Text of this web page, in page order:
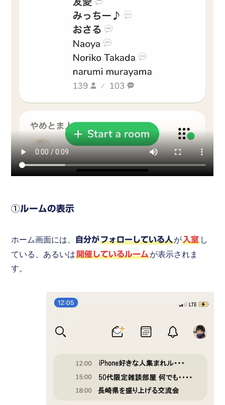
①ルームの表示
ホーム画面には、 自分がフォローしている人が入室 し
ている、あるいは開催しているルームが表示されま
す。